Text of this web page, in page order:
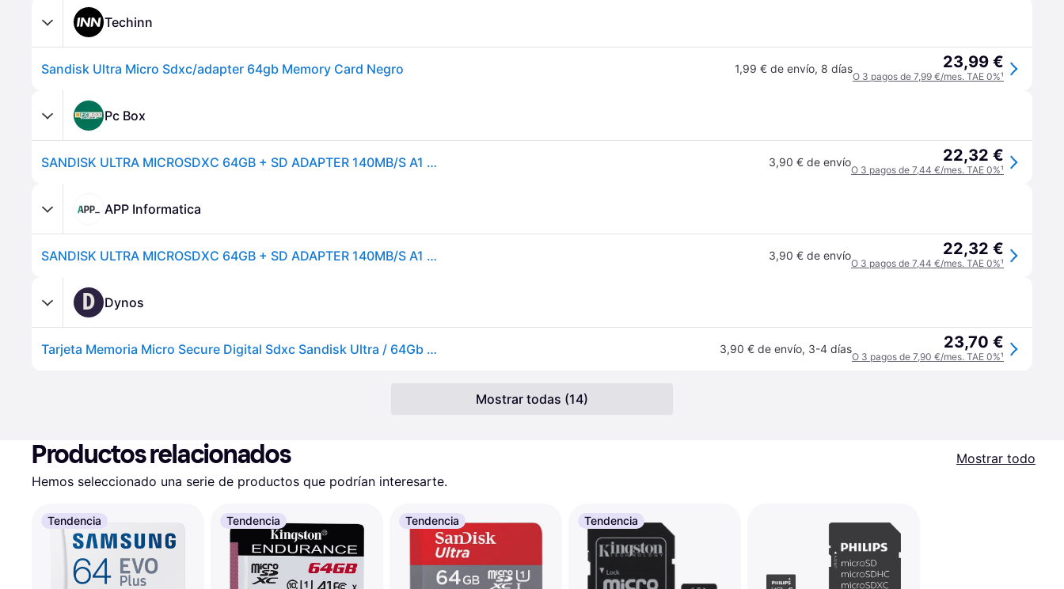
Techinn
Sandisk Ultra Micro Sdxc/adapter 64gb Memory Card Negro 1,99 € de envío, 8 días 23,99 €
O 3 pagos de 7,99 €/mes. TAE 0%¹
Pc Box
SANDISK ULTRA MICROSDXC 64GB + SD ADAPTER 140MB/S A1 CLASS 10 UHS-I 3,90 € de envío 22,32 €
O 3 pagos de 7,44 €/mes. TAE 0%¹
APP Informatica
SANDISK ULTRA MICROSDXC 64GB + SD ADAPTER 140MB/S A1 CLASS 10 UHS-I 3,90 € de envío 22,32 €
O 3 pagos de 7,44 €/mes. TAE 0%¹
D Dynos
Tarjeta Memoria Micro Secure Digital Sdxc Sandisk Ultra / 64Gb / Clase 10 / Sdxc / 100Mb/S 3,90 € de envío, 3-4 días 23,70 €
O 3 pagos de 7,90 €/mes. TAE 0%¹
Mostrar todas (14)
Productos relacionados
Mostrar todo
Hemos seleccionado una serie de productos que podrían interesarte.
Tendencia Tendencia Tendencia Tendencia